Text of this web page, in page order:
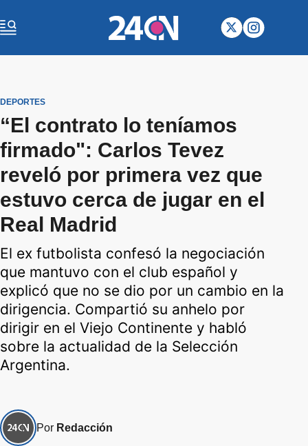
DEPORTES
“El contrato lo teníamos
firmado": Carlos Tevez
reveló por primera vez que
estuvo cerca de jugar en el
Real Madrid
El ex futbolista confesó la negociación
que mantuvo con el club español y
explicó que no se dio por un cambio en la
dirigencia. Compartió su anhelo por
dirigir en el Viejo Continente y habló
sobre la actualidad de la Selección
Argentina.
Por Redacción